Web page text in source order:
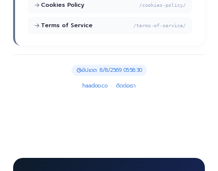
Cookies Policy /cookies-policy/
Terms of Service /terms-of-service/
อัปเดต: 8/8/2569 05:58:30
haadoo.co · ติดต่อเรา